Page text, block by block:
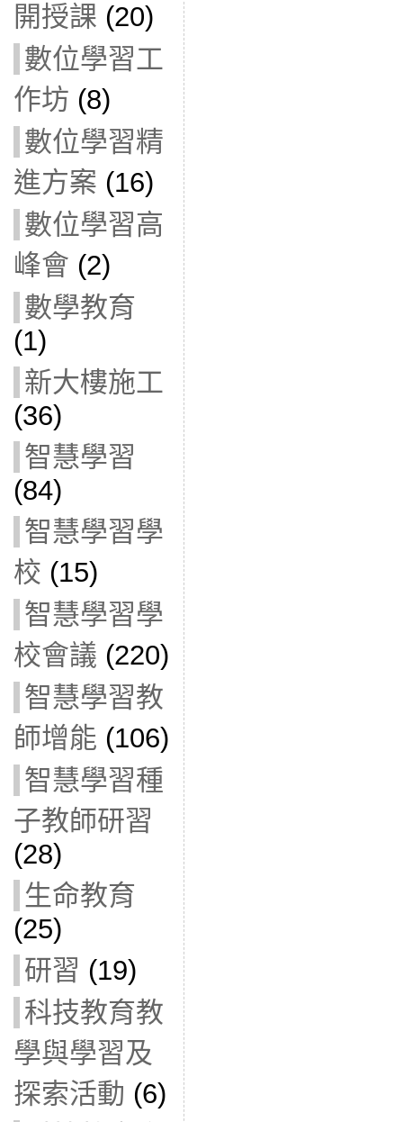
開授課 (20)
數位學習工
作坊 (8)
數位學習精
進方案 (16)
數位學習高
峰會 (2)
數學教育
(1)
新大樓施工
(36)
智慧學習
(84)
智慧學習學
校 (15)
智慧學習學
校會議 (220)
智慧學習教
師增能 (106)
智慧學習種
子教師研習
(28)
生命教育
(25)
研習 (19)
科技教育教
學與學習及
探索活動 (6)